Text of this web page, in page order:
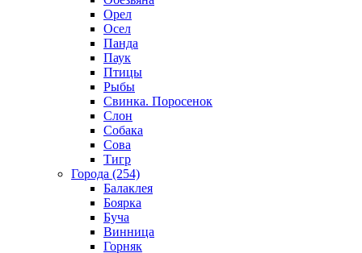
Орел
Осел
Панда
Паук
Птицы
Рыбы
Свинка. Поросенок
Слон
Собака
Сова
Тигр
Города (254)
Балаклея
Боярка
Буча
Винница
Горняк